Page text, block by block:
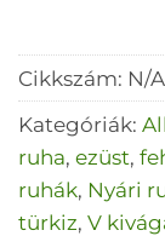
Cikkszám: N/A
Kategóriák:
ruha, ezüst,
ruhák, Nyári
türkiz, V